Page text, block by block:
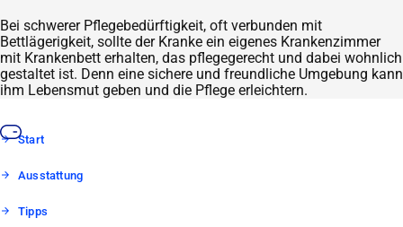
Bei schwerer Pflegebedürftigkeit, oft verbunden mit
Bettlägerigkeit, sollte der Kranke ein eigenes Krankenzimmer
mit Krankenbett erhalten, das pflegegerecht und dabei wohnlich
gestaltet ist. Denn eine sichere und freundliche Umgebung kann
ihm Lebensmut geben und die Pflege erleichtern.
Start
Ausstattung
Tipps